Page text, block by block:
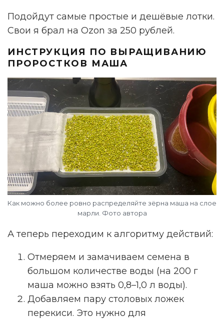
Подойдут самые простые и дешёвые лотки.
Свои я брал на Ozon за 250 рублей.
ИНСТРУКЦИЯ ПО ВЫРАЩИВАНИЮ
ПРОРОСТКОВ МАША
Как можно более ровно распределяйте зёрна маша на слое
марли. Фото автора
А теперь переходим к алгоритму действий:
Отмеряем и замачиваем семена в
большом количестве воды (на 200 г
маша можно взять 0,8–1,0 л воды).
Добавляем пару столовых ложек
перекиси. Это нужно для